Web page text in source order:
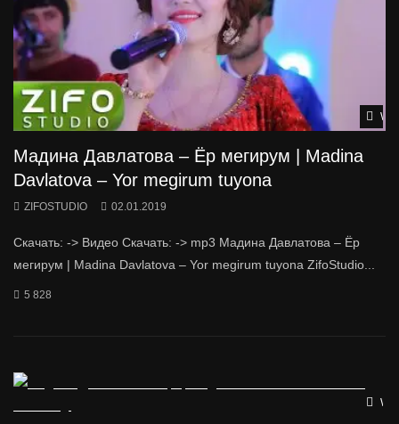
Мадина Давлатова – Ёр мегирум | Madina
Davlatova – Yor megirum tuyona
ZIFOSTUDIO 02.01.2019
Скачать: -> Видео Скачать: -> mp3 Мадина Давлатова – Ёр
мегирум | Madina Davlatova – Yor megirum tuyona ZifoStudio...
5 828